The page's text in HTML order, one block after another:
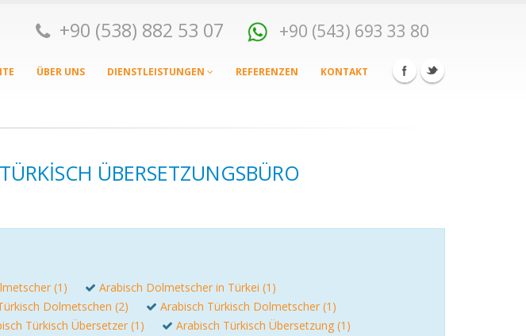
+90 (538) 882 53 07 +90 (543) 693 33 80
ÜBER UNS DIENSTLEISTUNGEN REFERENZEN KONTAKT
ÜBERSETZUNGSBÜRO
(1)
Arabisch Dolmetscher in Türkei (1)
Dolmetschen (2)
Arabisch Türkisch Dolmetscher (1)
Türkisch Übersetzer (1)
Arabisch Türkisch Übersetzung (1)